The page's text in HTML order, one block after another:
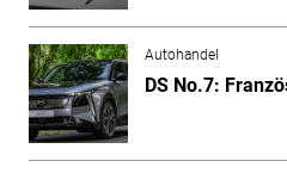
Autohandel
DS No.7: